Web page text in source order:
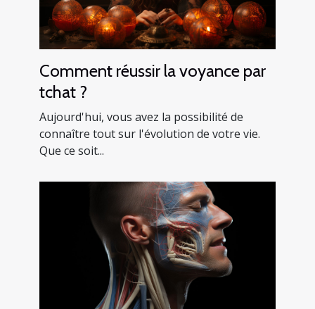
Comment réussir la voyance par
tchat ?
Aujourd'hui, vous avez la possibilité de
connaître tout sur l'évolution de votre vie.
Que ce soit...